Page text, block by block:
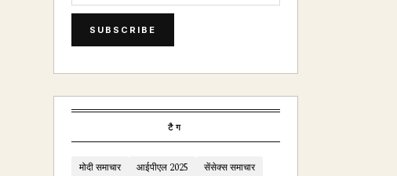
SUBSCRIBE
टैग
मोदी समाचार आईपीएल 2025
सेंसेक्स समाचार